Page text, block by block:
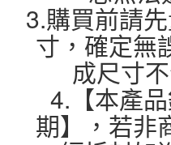
3.購買前請
寸，確定無
成尺寸
4.【本產
期】，若非